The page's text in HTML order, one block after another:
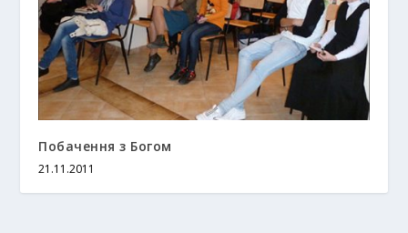
Побачення з Богом
21.11.2011